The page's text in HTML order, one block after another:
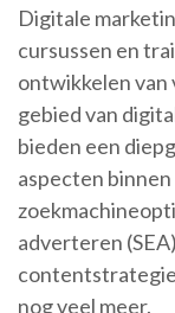
Digitale
cursussen en
ontwikkelen van
gebied van
bieden een
aspecten
adverteren
nog veel meer.